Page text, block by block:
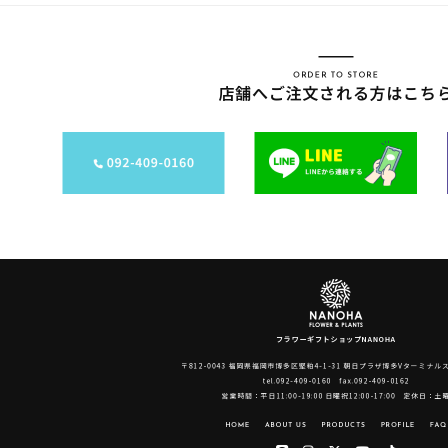
ORDER TO STORE
店舗へご注文される方はこち
フラワーギフトショップNANOHA
〒812-0043 福岡県福岡市博多区堅粕4-1-31朝日プラザ博多Vターミナル
tel.092-409-0160
fax.092-409-0162
営業時間：平日11:00-19:00 日曜祝12:00-17:00 定休日：土
HOME ABOUT US PRODUCTS PROFILE FAQ